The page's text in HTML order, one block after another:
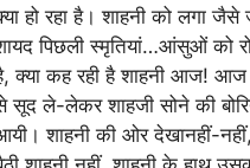
हो रहा है। शाहनी को लगा
पिछली स्मृतियां…आंसुओं को
क्या कह रही है शाहनी आज! आज
सूद ले-लेकर शाहजी सोने की
शाहनी की ओर देखानहीं-